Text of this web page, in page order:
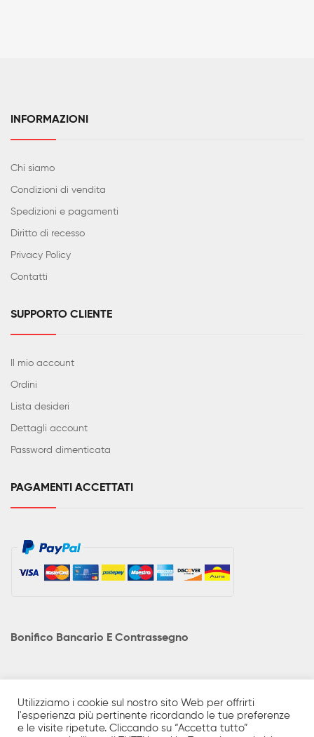
INFORMAZIONI
Chi siamo
Condizioni di vendita
Spedizioni e pagamenti
Diritto di recesso
Privacy Policy
Contatti
SUPPORTO CLIENTE
Il mio account
Ordini
Lista desideri
Dettagli account
Password dimenticata
PAGAMENTI ACCETTATI
Bonifico Bancario E Contrassegno
I prodotti in catalogo sono solo una minima parte di quanto
realmente disponibile. Prezzi e caratteristiche tecniche possono
Utilizziamo i cookie sul nostro sito Web per offrirti
l'esperienza più pertinente ricordando le tue preferenze
e le visite ripetute. Cliccando su “Accetta tutto”